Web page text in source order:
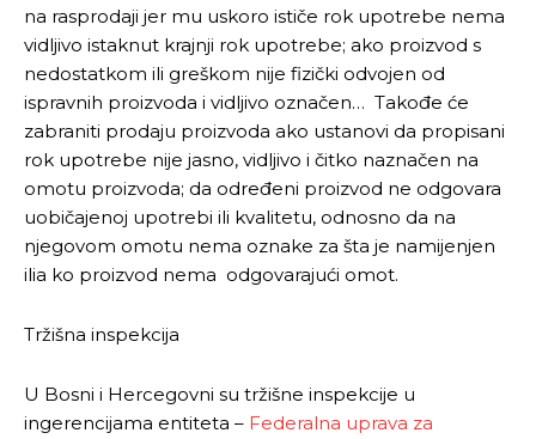
na rasprodaji jer mu uskoro ističe rok upotrebe nema
vidljivo istaknut krajnji rok upotrebe; ako proizvod s
nedostatkom ili greškom nije fizički odvojen od
ispravnih proizvoda i vidljivo označen… Takođe će
zabraniti prodaju proizvoda ako ustanovi da propisani
rok upotrebe nije jasno, vidljivo i čitko naznačen na
omotu proizvoda; da određeni proizvod ne odgovara
uobičajenoj upotrebi ili kvalitetu, odnosno da na
njegovom omotu nema oznake za šta je namijenjen
ilia ko proizvod nema odgovarajući omot.
Tržišna inspekcija
U Bosni i Hercegovni su tržišne inspekcije u
ingerencijama entiteta – Federalna uprava za